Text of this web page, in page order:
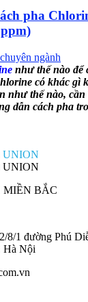
pha
ngành
như thế nào để
có khác gì
như thế nào,
dẫn cách pha
UNION
UNION
BẮC
8/1 đường Phú
Hà Nội